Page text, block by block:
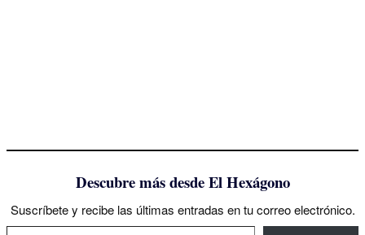
Descubre más desde El Hexágono
Suscríbete y recibe las últimas entradas en tu correo electrónico.
Escribe tu correo electrónico…